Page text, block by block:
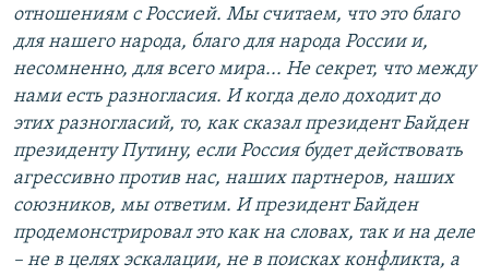
отношениям с Россией. Мы считаем, что это благо
для нашего народа, благо для народа России и,
несомненно, для всего мира... Не секрет, что между
нами есть разногласия. И когда дело доходит до
этих разногласий, то, как сказал президент Байден
президенту Путину, если Россия будет действовать
агрессивно против нас, наших партнеров, наших
союзников, мы ответим. И президент Байден
продемонстрировал это как на словах, так и на деле
– не в целях эскалации, не в поисках конфликта, а